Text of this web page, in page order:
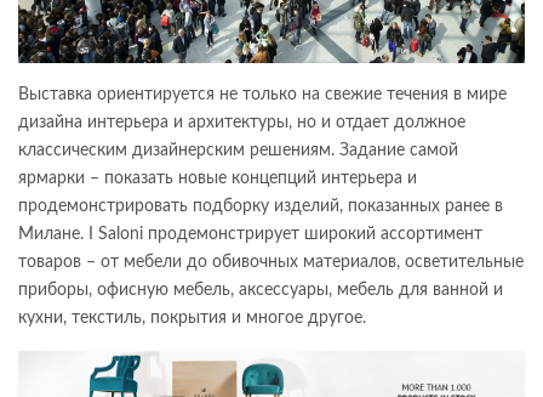
Выставка ориентируется не только на свежие течения в мире
дизайна интерьера и архитектуры, но и отдает должное
классическим дизайнерским решениям. Задание самой
ярмарки – показать новые концепций интерьера и
продемонстрировать подборку изделий, показанных ранее в
Милане. I Saloni продемонстрирует широкий ассортимент
товаров – от мебели до обивочных материалов, осветительные
приборы, офисную мебель, аксессуары, мебель для ванной и
кухни, текстиль, покрытия и многое другое.